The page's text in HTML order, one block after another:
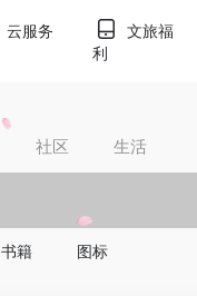
云服务
文旅福
利
社区 生活
书籍 图标